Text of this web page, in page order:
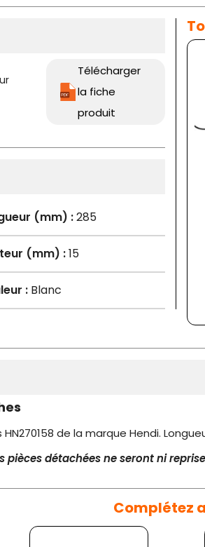
Télécharger
la fiche
produit
(mm) :285
(mm) :15
:Blanc
de la marque Hendi.
pièces détachées ne seront ni
Complétez